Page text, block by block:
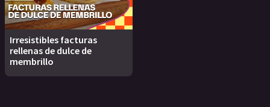
Irresistibles facturas
rellenas de dulce de
membrillo